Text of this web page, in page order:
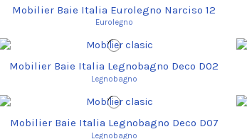
Mobilier Baie Italia Eurolegno Narciso 12
Eurolegno
Mobilier Baie Italia Legnobagno Deco D02
Legnobagno
Mobilier Baie Italia Legnobagno Deco D07
Legnobagno